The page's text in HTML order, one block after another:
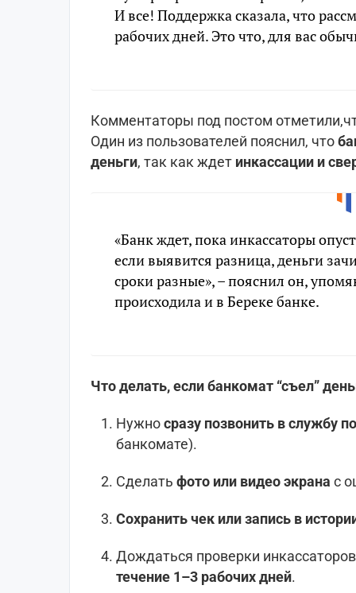
И все! Поддержка сказала, что
рабочих дней. Это что, для вас
Комментаторы под постом
Один из пользователей пояснил, что
деньги, так как ждет инкассации и
«Банк ждет, пока инкассаторы
если выявится разница, деньги
сроки разные», – пояснил он,
происходила и в Береке банке.
Что делать, если банкомат “съел”
Нужносразу позвонить в службу
банкомате).
Сделать фото или видео экрана с
Сохранить чек или запись в
Дождаться проверки
течение 1–3 рабочих дней.